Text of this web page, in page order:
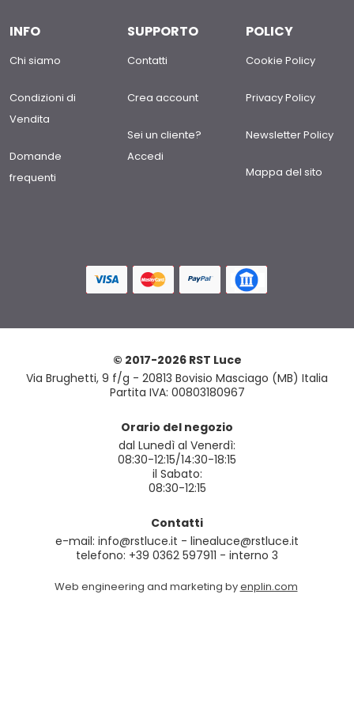
INFO
Chi siamo
Condizioni di
Vendita
Domande
frequenti
SUPPORTO
Contatti
Crea account
Sei un cliente?
Accedi
POLICY
Cookie Policy
Privacy Policy
Newsletter Policy
Mappa del sito
© 2017-2026 RST Luce
Via Brughetti, 9 f/g - 20813 Bovisio Masciago (MB) Italia
Partita IVA: 00803180967
Orario del negozio
dal Lunedì al Venerdì:
08:30-12:15/14:30-18:15
il Sabato:
08:30-12:15
Contatti
e-mail: info@rstluce.it - linealuce@rstluce.it
telefono: +39 0362 597911 - interno 3
Web engineering and marketing byenplin.com